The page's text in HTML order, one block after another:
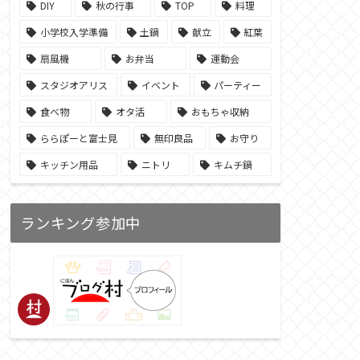
DIY 秋の行事 TOP
料理
小学校入学準備
土鍋 献立
紅葉
扇風機
お弁当
運動会
スタジオアリス
イベント
パーティー
食べ物
オタ活
おもちゃ収納
ららぽーと富士見
無印良品
お守り
キッチン用品
ニトリ キムチ鍋
ランキング参加中